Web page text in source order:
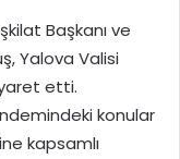
Başkanı ve
Yalova Valisi
etti.
konular
kapsamlı